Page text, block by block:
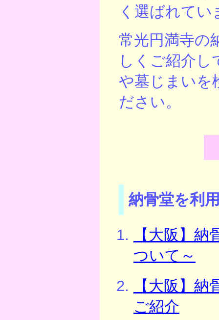
く選ばれてい
常光円満寺の
しくご紹介し
や墓じまいを
ださい。
納骨堂を利
【大阪】
ついて～
【大阪】
ご紹介